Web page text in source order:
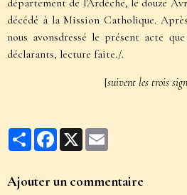
décédé à la Mission Catholique.
nous avonsdressé le présent acte
déclarants, lecture faite./.
[suivent les trois
PartagerFacebook
X
Ajouter un commentaire